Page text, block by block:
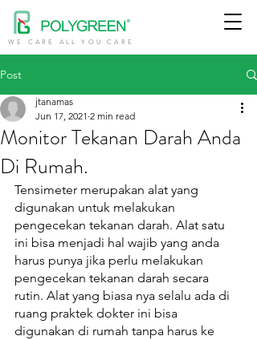
WE CARE ALL YOU CARE
Post
Monitor Tekanan Darah Anda
Di Rumah.
jtanamas
Jun 17, 2021 2 min read
Tensimeter merupakan alat yang
digunakan untuk melakukan
pengecekan tekanan darah. Alat satu
ini bisa menjadi hal wajib yang anda
harus punya jika perlu melakukan
pengecekan tekanan darah secara
rutin. Alat yang biasa nya selalu ada di
ruang praktek dokter ini bisa
digunakan di rumah tanpa harus ke